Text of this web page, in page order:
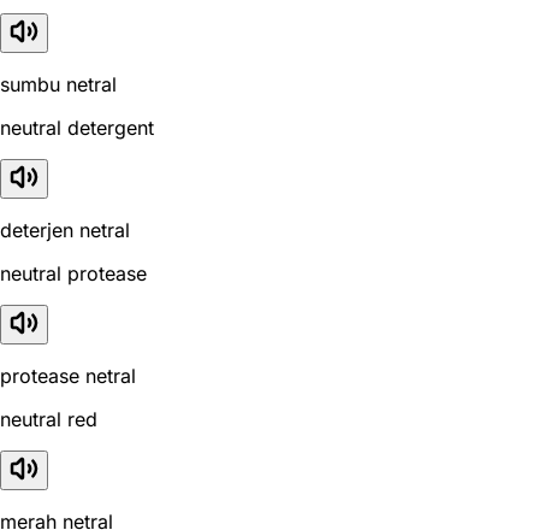
sumbu netral
neutral detergent
deterjen netral
neutral protease
protease netral
neutral red
merah netral